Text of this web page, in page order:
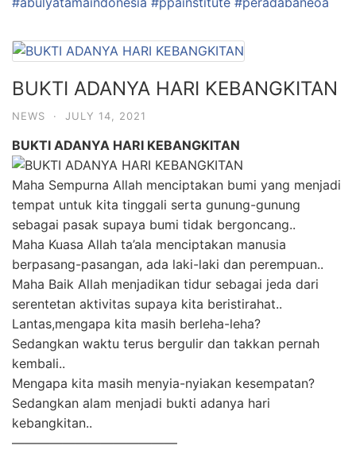
BUKTI ADANYA HARI KEBANGKITAN
NEWS · JULY 14, 2021
BUKTI ADANYA HARI KEBANGKITAN
Maha Sempurna Allah menciptakan bumi yang menjadi
tempat untuk kita tinggali serta gunung-gunung
sebagai pasak supaya bumi tidak bergoncang..
Maha Kuasa Allah ta’ala menciptakan manusia
berpasang-pasangan, ada laki-laki dan perempuan..
Maha Baik Allah menjadikan tidur sebagai jeda dari
serentetan aktivitas supaya kita beristirahat..
Lantas,mengapa kita masih berleha-leha?
Sedangkan waktu terus bergulir dan takkan pernah
kembali..
Mengapa kita masih menyia-nyiakan kesempatan?
Sedangkan alam menjadi bukti adanya hari
kebangkitan..
—————————————